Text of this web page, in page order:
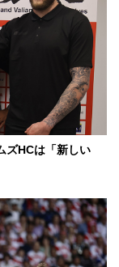
ズHCは「新しい